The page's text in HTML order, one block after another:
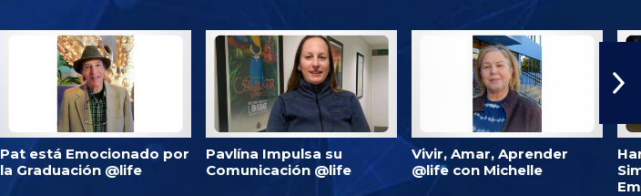
Pat está Emocionado por
la Graduación @life
Pavlína Impulsa su
Comunicación @life
Vivir, Amar, Aprender
@life con Michelle